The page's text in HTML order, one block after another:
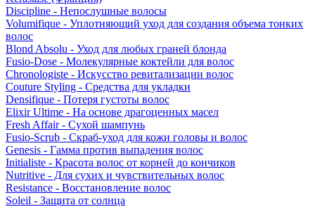
Discipline - Непослушные волосы
Volumifique - Уплотняющий уход для создания объема тонких
волос
Blond Absolu - Уход для любых граней блонда
Fusio-Dose - Молекулярные коктейли для волос
Chronologiste - Искусство ревитализации волос
Couture Styling - Средства для укладки
Densifique - Потеря густоты волос
Elixir Ultime - На основе драгоценных масел
Fresh Affair - Сухой шампунь
Fusio-Scrub - Скраб-уход для кожи головы и волос
Genesis - Гамма против выпадения волос
Initialiste - Красота волос от корней до кончиков
Nutritive - Для сухих и чувствительных волос
Resistance - Восстановление волос
Soleil - Защита от солнца